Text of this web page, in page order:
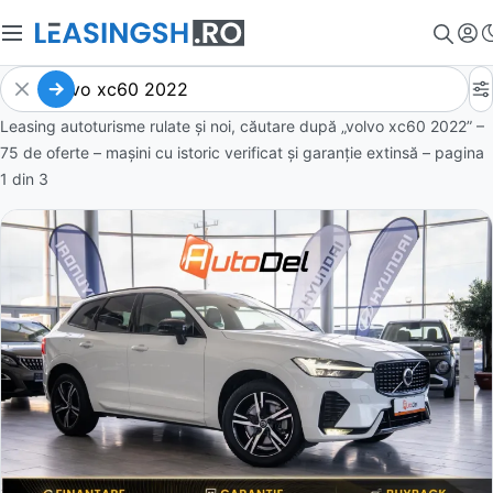
Leasing autoturisme rulate și noi, căutare după „volvo xc60 2022” –
75 de oferte – mașini cu istoric verificat și garanție extinsă – pagina
1 din 3